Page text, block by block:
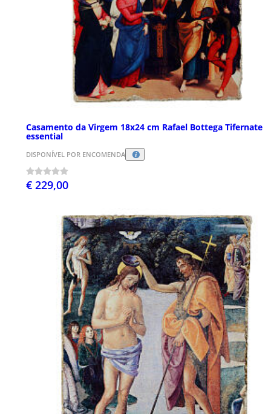
Casamento da Virgem 18x24 cm Rafael Bottega Tifernate
essential
DISPONÍVEL POR ENCOMENDA
€ 229,00